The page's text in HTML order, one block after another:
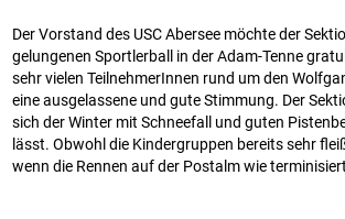
Der Vorstand des USC Abersee möchte der
gelungenen Sportlerball in der Adam-Tenne
sehr vielen TeilnehmerInnen rund um den
eine ausgelassene und gute Stimmung. Der
sich der Winter mit Schneefall und guten
lässt. Obwohl die Kindergruppen bereits sehr
wenn die Rennen auf der Postalm wie